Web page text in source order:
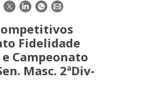
TwitterLinkedInWhatsApp
E-
Fidelidade
Campeonato
Masc. 2ªDiv-